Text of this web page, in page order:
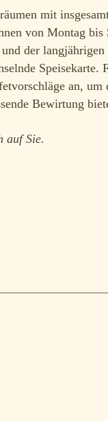
mit
von Montag bis
der
Speisekarte.
an, um
Bewirtung
auf Sie.